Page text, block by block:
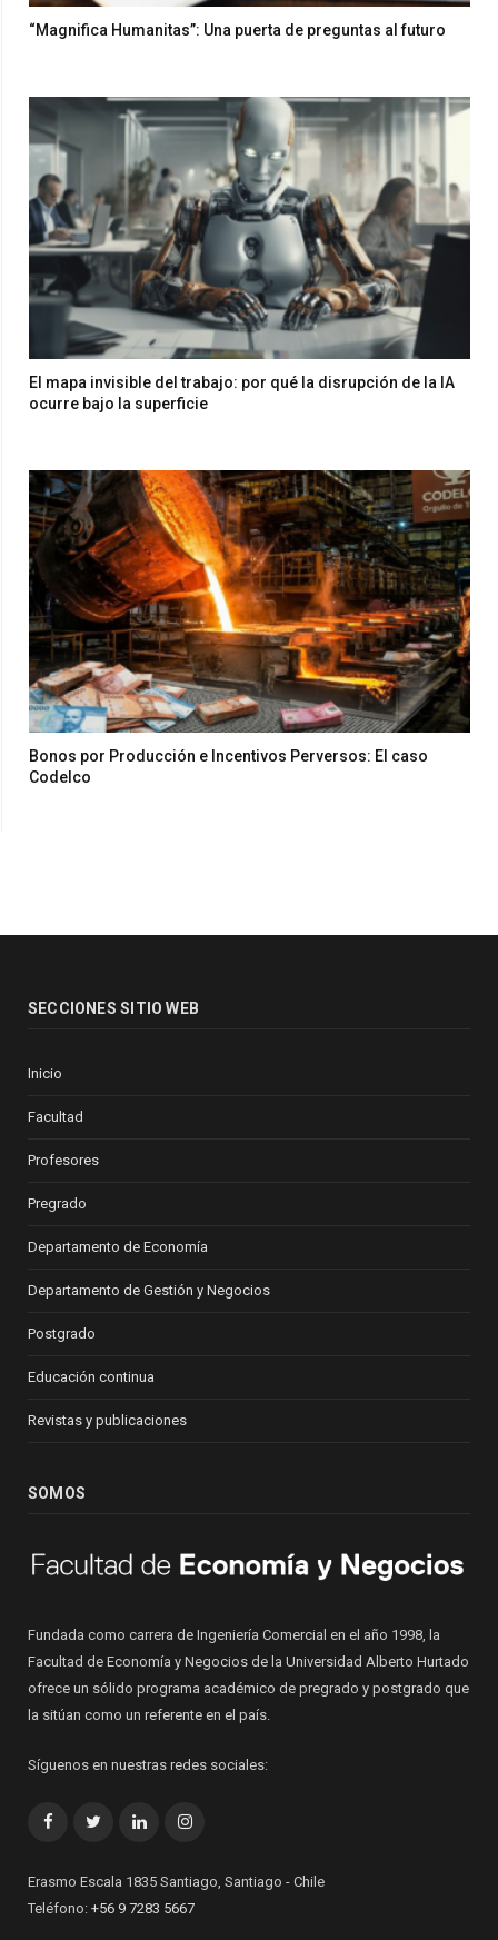
“Magnifica Humanitas”: Una puerta de preguntas al futuro
El mapa invisible del trabajo: por qué la disrupción de la IA
ocurre bajo la superficie
Bonos por Producción e Incentivos Perversos: El caso
Codelco
SECCIONES SITIO WEB
Inicio
Facultad
Profesores
Pregrado
Departamento de Economía
Departamento de Gestión y Negocios
Postgrado
Educación continua
Revistas y publicaciones
SOMOS
Fundada como carrera de Ingeniería Comercial en el año 1998, la
Facultad de Economía y Negocios de la Universidad Alberto Hurtado
ofrece un sólido programa académico de pregrado y postgrado que
la sitúan como un referente en el país.
Síguenos en nuestras redes sociales:
FacebookTwitterLinkedInInstagram
Erasmo Escala 1835 Santiago, Santiago - Chile
Teléfono: +56 9 7283 5667